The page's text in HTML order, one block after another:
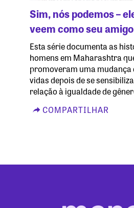
Sim, nós podemos –
veem como seu amigo
Esta série documenta as
homens em Maharashtra
promoveram uma mudança
vidas depois de se
relação à igualdade de
COMPARTILHAR